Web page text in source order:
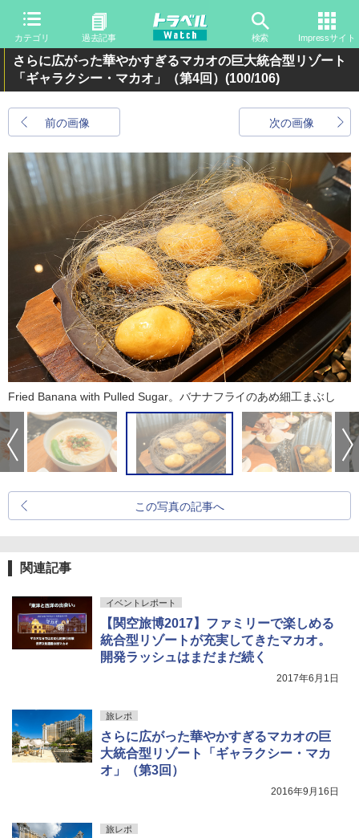
カテゴリ 過去記事 検索 Impressサイト
さらに広がった華やかすぎるマカオの巨大統合型リゾート
「ギャラクシー・マカオ」（第4回） (100/106)
前の画像 次の画像
Fried Banana with Pulled Sugar。バナナフライのあめ細工まぶし
この写真の記事へ
関連記事
イベントレポート
【関空旅博2017】ファミリーで楽しめる
統合型リゾートが充実してきたマカオ。
開発ラッシュはまだまだ続く
2017年6月1日
旅レポ
さらに広がった華やかすぎるマカオの巨
大統合型リゾート「ギャラクシー・マカ
オ」（第3回）
2016年9月16日
旅レポ